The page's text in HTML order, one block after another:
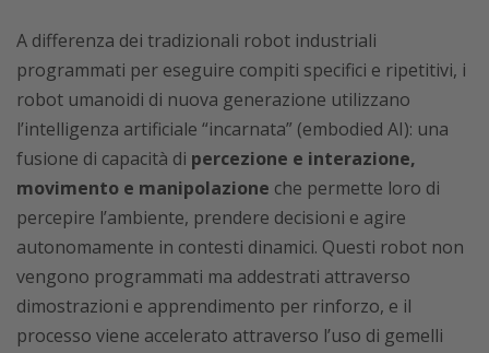
A differenza dei tradizionali robot industriali
programmati per eseguire compiti specifici e ripetitivi, i
robot umanoidi di nuova generazione utilizzano
l’intelligenza artificiale “incarnata” (embodied AI): una
fusione di capacità di percezione e interazione,
movimento e manipolazione che permette loro di
percepire l’ambiente, prendere decisioni e agire
autonomamente in contesti dinamici. Questi robot non
vengono programmati ma addestrati attraverso
dimostrazioni e apprendimento per rinforzo, e il
processo viene accelerato attraverso l’uso di gemelli